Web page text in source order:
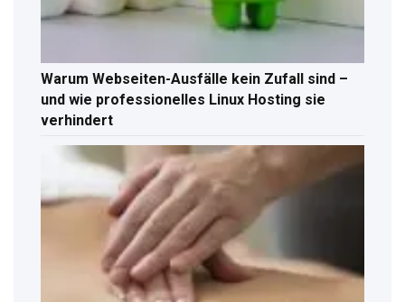
Warum Webseiten-Ausfälle kein Zufall sind –
und wie professionelles Linux Hosting sie
verhindert